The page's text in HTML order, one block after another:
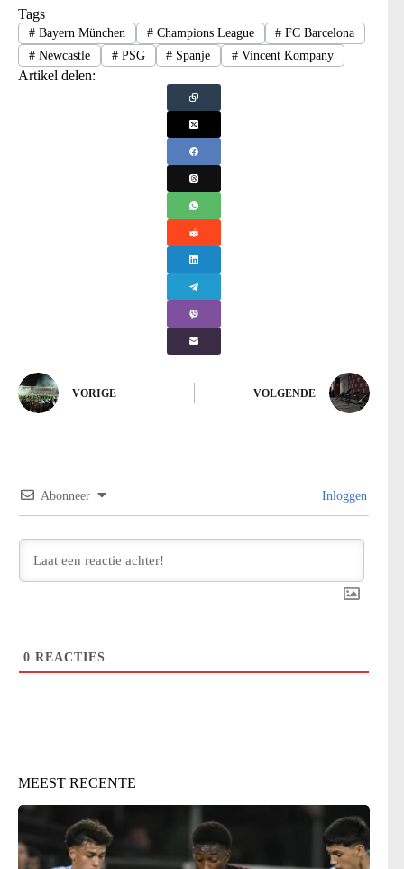
Tags
#Bayern München #Champions League # FC Barcelona
#Newcastle #PSG # Spanje # Vincent Kompany
Artikel delen:
VORIGE VOLGENDE
Abonneer Inloggen
0 REACTIES
MEEST RECENTE